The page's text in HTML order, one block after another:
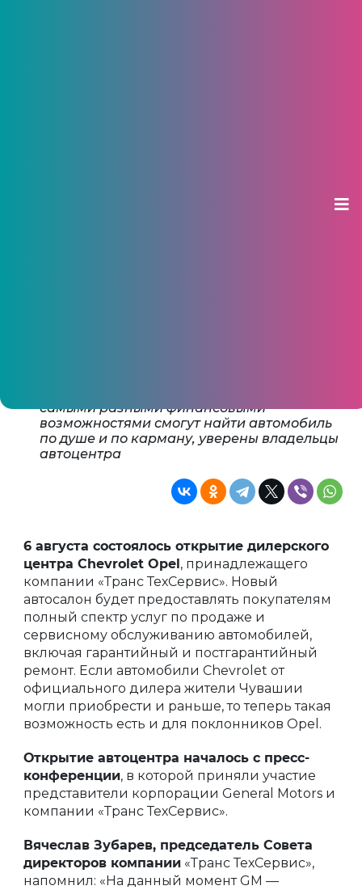
самыми разными финансовыми
возможностями смогут найти автомобиль
по душе и по карману, уверены владельцы
автоцентра
6 августа состоялось открытие дилерского
центра Chevrolet Opel , принадлежащего
компании «Транс ТехСервис». Новый
автосалон будет предоставлять покупателям
полный спектр услуг по продаже и
сервисному обслуживанию автомобилей,
включая гарантийный и постгарантийный
ремонт. Если автомобили Chevrolet от
официального дилера жители Чувашии
могли приобрести и раньше, то теперь такая
возможность есть и для поклонников Opel.
Открытие автоцентра началось с пресс-
конференции, в которой приняли участие
представители корпорации General Motors и
компании «Транс ТехСервис».
Вячеслав Зубарев, председатель Совета
директоров компании «Транс ТехСервис»,
напомнил: «На данный момент GM —